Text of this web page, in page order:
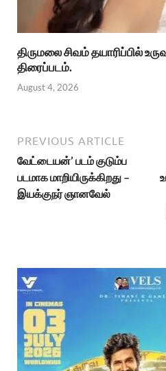
திருமலை சிவம் தயாரிப்பில்
திரைப்படம்.
August 4, 2026
PREVIOUS ARTICLE
வேட்டையன்’ படம் குடும்ப
படமாக மாறியிருக்கிறது –
இயக்குநர் ஞானவேல்